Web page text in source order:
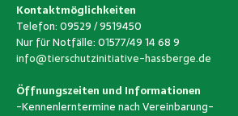
Kontaktmöglichkeiten
Telefon: 09529 / 9519450
Nur für Notfälle: 01577/49 14 68 9
info@tierschutzinitiative-hassberge.de
Öffnungszeiten und Informationen
-Kennenlerntermine nach Vereinbarung-